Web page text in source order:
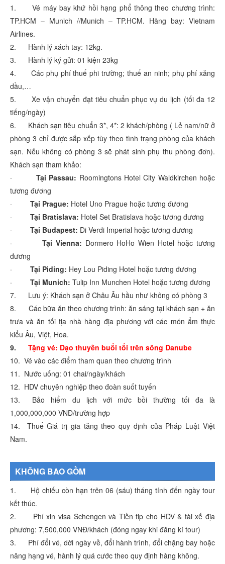
1. Vé máy bay khứ hồi hạng phổ thông theo chương trình:
TP.HCM – Munich //Munich – TP.HCM. Hãng bay: Vietnam
Airlines.
2. Hành lý xách tay: 12kg.
3. Hành lý ký gửi: 01 kiện 23kg
4. Các phụ phí thuế phi trường; thuế an ninh; phụ phí xăng
dầu,…
5. Xe vận chuyển đạt tiêu chuẩn phục vụ du lịch (tối đa 12
tiếng/ngày)
6. Khách sạn tiêu chuẩn 3*, 4*: 2 khách/phòng ( Lẻ nam/nữ ở
phòng 3 chỉ được sắp xếp tùy theo tình trạng phòng của khách
sạn. Nếu không có phòng 3 sẽ phát sinh phụ thu phòng đơn).
Khách sạn tham khảo:
· Tại Passau: Roomingtons Hotel City Waldkirchen hoặc
tương đương
· Tại Prague: Hotel Uno Prague hoặc tương đương
· Tại Bratislava: Hotel Set Bratislava hoặc tương đương
· Tại Budapest: Di Verdi Imperial hoặc tương đương
·Tại Vienna: Dormero HoHo Wien Hotel hoặc tương
đương
· Tại Piding: Hey Lou Piding Hotel hoặc tương đương
· Tại Munich: Tulip Inn Munchen Hotel hoặc tương đương
7. Lưu ý: Khách sạn ở Châu Âu hầu như không có phòng 3
8. Các bữa ăn theo chương trình: ăn sáng tại khách sạn + ăn
trưa và ăn tối tịa nhà hàng địa phương với các món ẩm thực
kiểu Âu, Việt, Hoa.
9.
Tặng vé: Dạo thuyền buổi tối trên sông Danube
10. Vé vào các điểm tham quan theo chương trình
11. Nước uống: 01 chai/ngày/khách
12. HDV chuyên nghiệp theo đoàn suốt tuyến
13. Bảo hiểm du lịch với mức bồi thường tối đa là
1,000,000,000 VNĐ/trường hợp
14. Thuế Giá trị gia tăng theo quy định của Pháp Luật Việt
Nam.
KHÔNG BAO GỒM
1. Hộ chiếu còn hạn trên 06 (sáu) tháng tính đến ngày tour
kết thúc.
2. Phí xin visa Schengen và Tiền tip cho HDV & tài xế địa
phương: 7,500,000 VNĐ/khách (đóng ngay khi đăng kí tour)
3. Phí đổi vé, dời ngày về, đổi hành trình, đổi chặng bay hoặc
nâng hạng vé, hành lý quá cước theo quy định hàng không.